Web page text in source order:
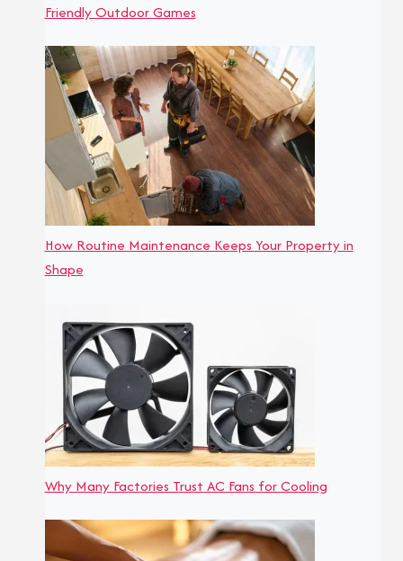
Friendly Outdoor Games
How Routine Maintenance Keeps Your Property in
Shape
Why Many Factories Trust AC Fans for Cooling